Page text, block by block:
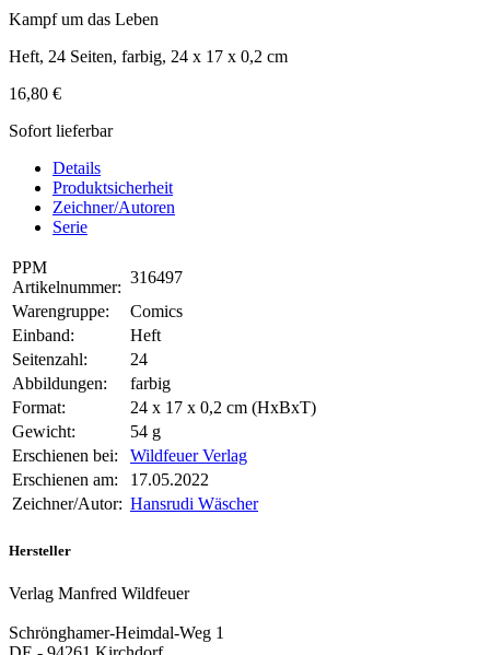
Kampf um das Leben
Heft, 24 Seiten, farbig, 24 x 17 x 0,2 cm
16,80 €
Sofort lieferbar
Details
Produktsicherheit
Zeichner/Autoren
Serie
PPM
Artikelnummer:
316497
Warengruppe:
Comics
Einband:
Heft
Seitenzahl:
24
Abbildungen:
farbig
Format:
24 x 17 x 0,2 cm (HxBxT)
Gewicht:
54 g
Erschienen bei:
Wildfeuer Verlag
Erschienen am:
17.05.2022
Zeichner/Autor: Hansrudi Wäscher
Hersteller
Verlag Manfred Wildfeuer
Schrönghamer-Heimdal-Weg 1